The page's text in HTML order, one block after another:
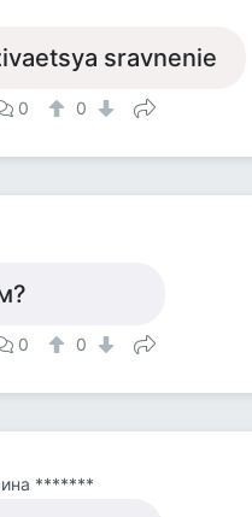
sravnenie
0 0
0 0
*******